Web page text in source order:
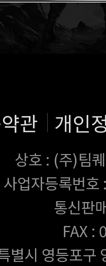
관 개인
상호 : (주)팀
사업자등록번
통신판
FAX
별시 영등포